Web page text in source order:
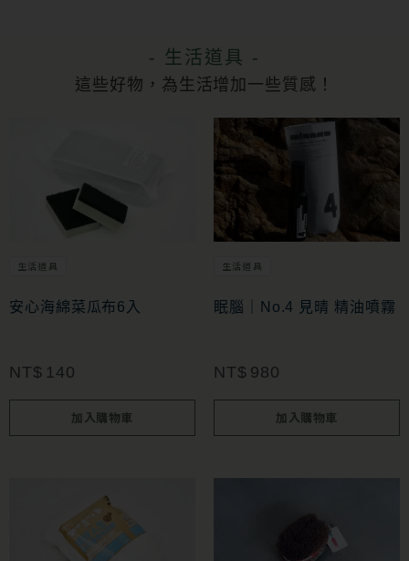
- 生活道具 -
這些好物，為生活增加一些質感！
生活道具
安心海綿菜瓜布6入
NT$ 140
加入購物車
生活道具
眠腦｜No.4 見晴 精油噴霧
NT$ 980
加入購物車